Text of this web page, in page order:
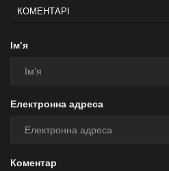
КОМЕНТАРІ
Ім'я
Електронна адреса
Коментар